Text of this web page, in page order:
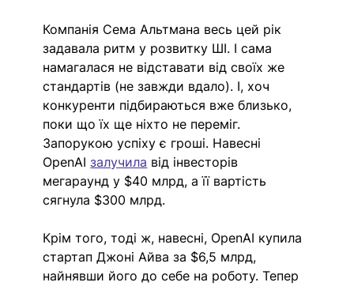
Компанія Сема Альтмана весь цей рік
задавала ритм у розвитку ШІ. І сама
намагалася не відставати від своїх же
стандартів (не завжди вдало). І, хоч
конкуренти підбираються вже близько,
поки що їх ще ніхто не переміг.
Запорукою успіху є гроші. Навесні
OpenAI залучила від інвесторів
мегараунд у $40 млрд, а її вартість
сягнула $300 млрд.
Крім того, тоді ж, навесні, OpenAI купила
стартап Джоні Айва за $6,5 млрд,
найнявши його до себе на роботу. Тепер